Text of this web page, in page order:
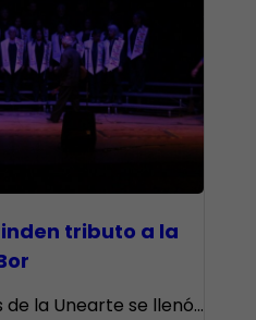
tributo a la
de la Unearte se llenó…